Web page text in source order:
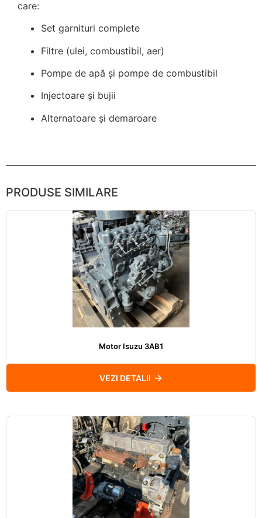
care:
Set garnituri complete
Filtre (ulei, combustibil, aer)
Pompe de apă și pompe de combustibil
Injectoare și bujii
Alternatoare și demaroare
PRODUSE SIMILARE
Motor Isuzu 3AB1
VEZI DETALII